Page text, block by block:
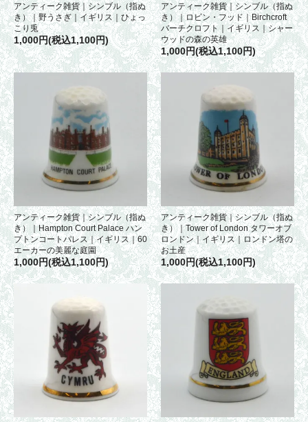
アンティーク雑貨｜シンブル（指ぬ
き）｜野うさぎ｜イギリス｜ひょっ
こり兎
1,000円(税込1,100円)
アンティーク雑貨｜シンブル（指ぬ
き）｜ロビン・フッド｜Birchcroft
バーチクロフト｜イギリス｜シャー
ウッドの森の英雄
1,000円(税込1,100円)
アンティーク雑貨｜シンブル（指ぬ
き）｜Hampton Court Palace ハン
プトンコートパレス｜イギリス｜60
エーカーの美麗な庭園
1,000円(税込1,100円)
アンティーク雑貨｜シンブル（指ぬ
き）｜Tower of London タワーオブ
ロンドン｜イギリス｜ロンドン塔の
お土産
1,000円(税込1,100円)